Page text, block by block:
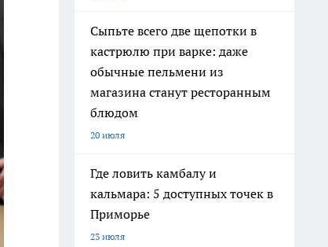
Сыпьте всего две щепотки в
кастрюлю при варке: даже
обычные пельмени из
магазина станут ресторанным
блюдом
20 июля
Где ловить камбалу и
кальмара: 5 доступных точек в
Приморье
23 июля